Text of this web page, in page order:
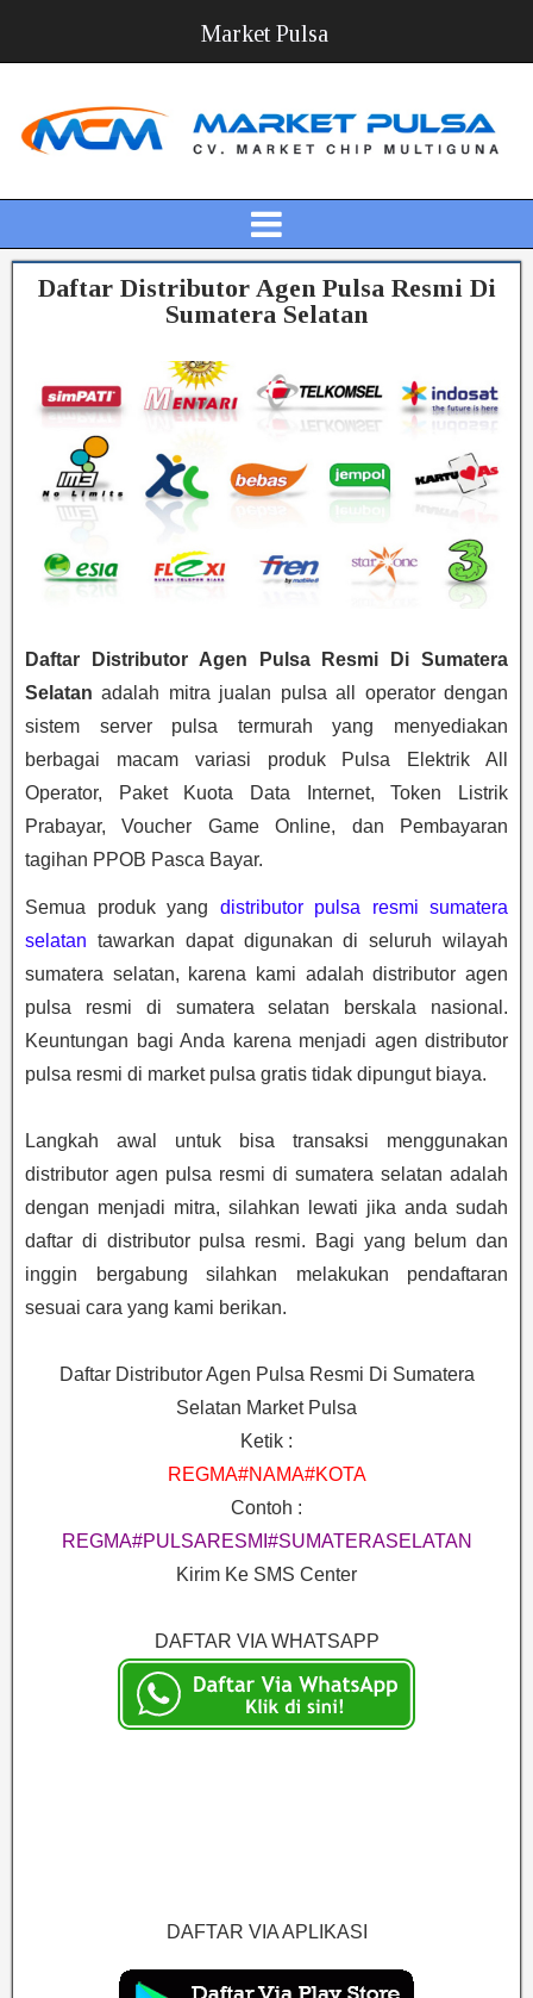
Market Pulsa
Daftar Distributor Agen Pulsa Resmi Di
Sumatera Selatan
Daftar Distributor Agen Pulsa Resmi Di Sumatera
Selatan adalah mitra jualan pulsa all operator dengan
sistem server pulsa termurah yang menyediakan
berbagai macam variasi produk Pulsa Elektrik All
Operator, Paket Kuota Data Internet, Token Listrik
Prabayar, Voucher Game Online, dan Pembayaran
tagihan PPOB Pasca Bayar.
Semua produk yang distributor pulsa resmi sumatera
selatan tawarkan dapat digunakan di seluruh wilayah
sumatera selatan, karena kami adalah distributor agen
pulsa resmi di sumatera selatan berskala nasional.
Keuntungan bagi Anda karena menjadi agen distributor
pulsa resmi di market pulsa gratis tidak dipungut biaya.
Langkah awal untuk bisa transaksi menggunakan
distributor agen pulsa resmi di sumatera selatan adalah
dengan menjadi mitra, silahkan lewati jika anda sudah
daftar di distributor pulsa resmi. Bagi yang belum dan
inggin bergabung silahkan melakukan pendaftaran
sesuai cara yang kami berikan.
Daftar Distributor Agen Pulsa Resmi Di Sumatera
Selatan Market Pulsa
Ketik :
REGMA#NAMA#KOTA
Contoh :
REGMA#PULSARESMI#SUMATERASELATAN
Kirim Ke SMS Center
DAFTAR VIA WHATSAPP
DAFTAR VIA APLIKASI